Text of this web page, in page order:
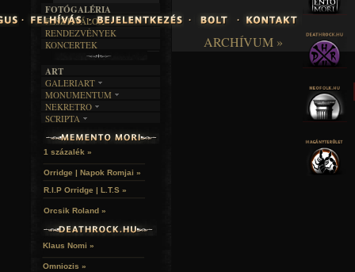
ARCHÍVUM »
FOTÓGALÉRIA
FESZTIVÁLOK
RENDEZVÉNYEK
KONCERTEK
ART
GALERIART
ARTGALERI
KÉPREGÉNYEK
LAKÁSKULTS
MONUMENTUM
TEMETŐK
TEMPLOMOK
VÁRAK
HELYEK
NEKRETRO
SZUBKULT
FEKETE LYUK
RELIKVIÁK
SCRIPTA
NOVELLÁK
VERSEK
1 százalék »
Orridge | Napok Romjai »
R.I.P Orridge | L.T.S »
Orcsik Roland »
Klaus Nomi »
Omniozis »